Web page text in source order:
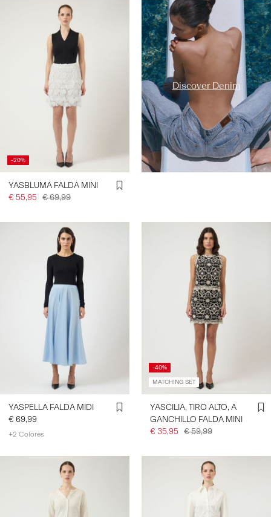
-20%
YASBLUMA FALDA MINI
€ 55,95 € 69,99
Discover Denim
https://www.y-a-s.com/es-
es/ys-trend-
categories/denim-styles/
YASPELLA FALDA MIDI
€ 69,99
+2 Colores
-40%
MATCHING SET
YASCILIA, TIRO ALTO, A
GANCHILLO FALDA MINI
€ 35,95 € 59,99